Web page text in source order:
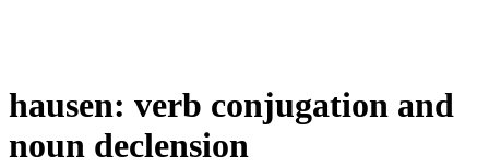
hausen: verb conjugation and
noun declension